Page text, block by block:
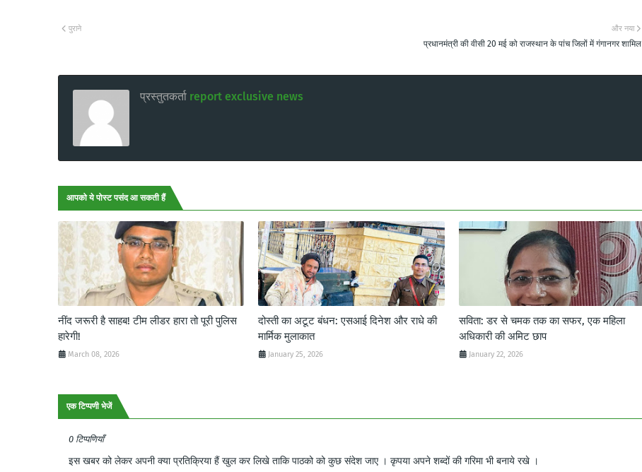
और नया
प्रधानमंत्री की वीसी 20 मई को राजस्थान के पांच जिलों में गंगानगर शामिल
पुराने
प्रस्तुतकर्ता report exclusive news
आपको ये पोस्ट पसंद आ सकती हैं
नींद जरूरी है साहब! टीम लीडर हारा तो पूरी पुलिस
हारेगी!
March 08, 2026
दोस्ती का अटूट बंधन: एसआई दिनेश और राधे की
मार्मिक मुलाकात
January 25, 2026
सविता: डर से चमक तक का सफर, एक महिला
अधिकारी की अमिट छाप
January 22, 2026
एक टिप्पणी भेजें
0 टिप्पणियाँ
इस खबर को लेकर अपनी क्या प्रतिक्रिया हैं खुल कर लिखे ताकि पाठको को कुछ संदेश जाए । कृपया अपने शब्दों की गरिमा भी बनाये रखे ।